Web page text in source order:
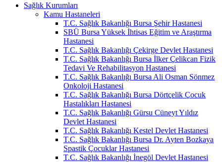
Sağlık Kurumları
Kamu Hastaneleri
T.C. Sağlık Bakanlığı Bursa Şehir Hastanesi
SBÜ Bursa Yüksek İhtisas Eğitim ve Araştırma
Hastanesi
T.C. Sağlık Bakanlığı Çekirge Devlet Hastanesi
T.C. Sağlık Bakanlığı Bursa İlker Çelikcan Fizik
Tedavi Ve Rehabilitasyon Hastanesi
T.C. Sağlık Bakanlığı Bursa Ali Osman Sönmez
Onkoloji Hastanesi
T.C. Sağlık Bakanlığı Bursa Dörtçelik Çocuk
Hastalıkları Hastanesi
T.C. Sağlık Bakanlığı Gürsu Cüneyt Yıldız
Devlet Hastanesi
T.C. Sağlık Bakanlığı Kestel Devlet Hastanesi
T.C. Sağlık Bakanlığı Bursa Dr. Ayten Bozkaya
Spastik Çocuklar Hastanesi
T.C. Sağlık Bakanlığı İnegöl Devlet Hastanesi